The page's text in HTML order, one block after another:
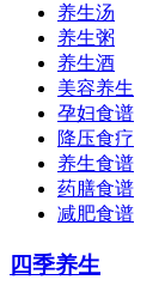
养生汤
养生粥
养生酒
美容养生
孕妇食谱
降压食疗
养生食谱
药膳食谱
减肥食谱
四季养生